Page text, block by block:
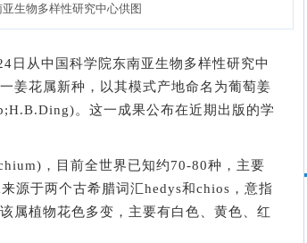
生物多样性研究中心供图
日从中国科学院东南亚生物多样性研究中
姜花属新种，以其模式产地命名为葡萄姜
。这一成果公布在近期出版的学
，目前全世界已知约70-80种，主要
源于两个古希腊词汇hedys和chios，意指
属植物花色多变，主要有白色、黄色、红